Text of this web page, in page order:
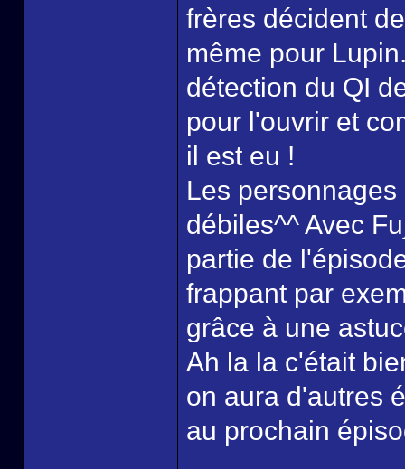
frères décident
même pour
détection du QI
pour l'ouvrir et
il est eu !
Les
débiles^^ Avec
partie de
frappant par
grâce à une
Ah la la c'était
on aura d'autres
au prochain